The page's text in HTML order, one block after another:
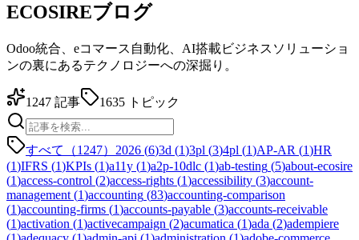
ECOSIREブログ
Odoo統合、eコマース自動化、AI搭載ビジネスソリューショ
ンの裏にあるテクノロジーへの深掘り。
1247 記事 1635 トピック
すべて（1247） 2026 (6)3d (1)3pl (3)4pl (1)AP-AR (1)HR
(1)IFRS (1)KPIs (1)a11y (1)a2p-10dlc (1)ab-testing (5)about-ecosire
(1)access-control (2)access-rights (1)accessibility (3)account-
management (1)accounting (83)accounting-comparison
(1)accounting-firms (1)accounts-payable (3)accounts-receivable
(1)activation (1)activecampaign (2)acumatica (1)ada (2)adempiere